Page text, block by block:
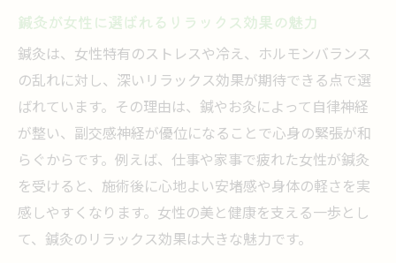
鍼灸が女性に選ばれるリラックス効果の魅力
鍼灸は、女性特有のストレスや冷え、ホルモンバランス
の乱れに対し、深いリラックス効果が期待できる点で選
ばれています。その理由は、鍼やお灸によって自律神経
が整い、副交感神経が優位になることで心身の緊張が和
らぐからです。例えば、仕事や家事で疲れた女性が鍼灸
を受けると、施術後に心地よい安堵感や身体の軽さを実
感しやすくなります。女性の美と健康を支える一歩とし
て、鍼灸のリラックス効果は大きな魅力です。